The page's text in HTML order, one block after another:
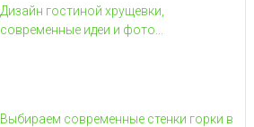
Дизайн гостиной хрущевки,
современные идеи и фото...
Выбираем современные стенки горки в